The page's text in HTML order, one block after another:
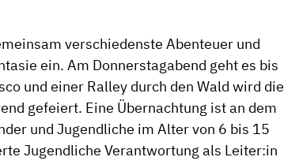
verschiedenste Abenteuer und
ein. Am Donnerstagabend geht es bis
und einer Ralley durch den Wald wird die
gefeiert. Eine Übernachtung ist an dem
und Jugendliche im Alter von 6 bis 15
Jugendliche Verantwortung als Leiter:in